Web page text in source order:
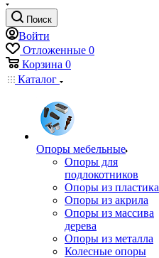
Поиск
Войти
Отложенные 0
Корзина 0
Каталог
Опоры мебельные
Опоры для
подлокотников
Опоры из пластика
Опоры из акрила
Опоры из массива
дерева
Опоры из металла
Колесные опоры